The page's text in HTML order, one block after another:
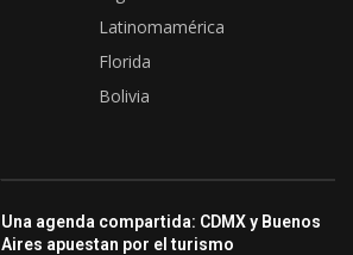
Latinomamérica
Florida
Bolivia
Una agenda compartida: CDMX y Buenos
Aires apuestan por el turismo